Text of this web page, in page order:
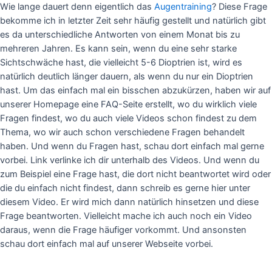
Wie lange dauert denn eigentlich das Augentraining? Diese Frage
bekomme ich in letzter Zeit sehr häufig gestellt und natürlich gibt
es da unterschiedliche Antworten von einem Monat bis zu
mehreren Jahren. Es kann sein, wenn du eine sehr starke
Sichtschwäche hast, die vielleicht 5-6 Dioptrien ist, wird es
natürlich deutlich länger dauern, als wenn du nur ein Dioptrien
hast. Um das einfach mal ein bisschen abzukürzen, haben wir auf
unserer Homepage eine FAQ-Seite erstellt, wo du wirklich viele
Fragen findest, wo du auch viele Videos schon findest zu dem
Thema, wo wir auch schon verschiedene Fragen behandelt
haben. Und wenn du Fragen hast, schau dort einfach mal gerne
vorbei. Link verlinke ich dir unterhalb des Videos. Und wenn du
zum Beispiel eine Frage hast, die dort nicht beantwortet wird oder
die du einfach nicht findest, dann schreib es gerne hier unter
diesem Video. Er wird mich dann natürlich hinsetzen und diese
Frage beantworten. Vielleicht mache ich auch noch ein Video
daraus, wenn die Frage häufiger vorkommt. Und ansonsten
schau dort einfach mal auf unserer Webseite vorbei.